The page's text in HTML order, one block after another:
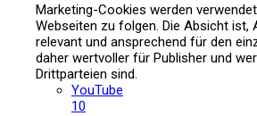
Marketing-Cookies werden
Webseiten zu folgen. Die Absicht ist,
relevant und ansprechend für den
daher wertvoller für Publisher und
Drittparteien sind.
YouTube
10